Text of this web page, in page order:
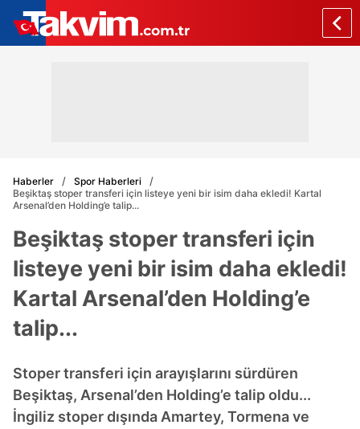
Haberler
Spor Haberleri
Beşiktaş stoper transferi için listeye yeni bir isim daha ekledi! Kartal
Arsenal’den Holding’e talip...
Beşiktaş stoper transferi için
listeye yeni bir isim daha ekledi!
Kartal Arsenal’den Holding’e
talip...
Stoper transferi için arayışlarını sürdüren
Beşiktaş, Arsenal’den Holding’e talip oldu...
İngiliz stoper dışında Amartey, Tormena ve